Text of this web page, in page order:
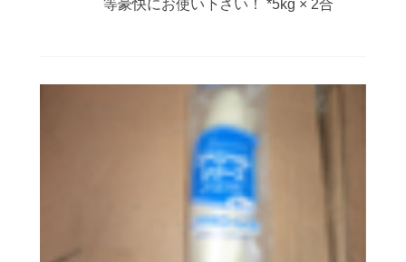
等豪快にお使い下さい！ *5kg × 2合